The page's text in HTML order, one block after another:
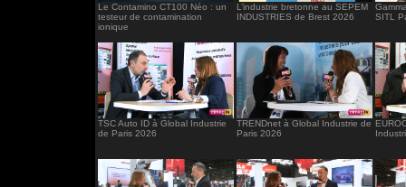
Le Contamino CT100 Néo : un
testeur de contamination
ionique
L’industrie bretonne au SEPEM
INDUSTRIES de Brest 2026
SITL
TSC Auto ID à Global Industrie
de Paris 2026
TRENDnet à Global Industrie de
Paris 2026